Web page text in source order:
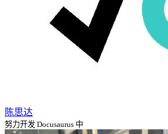
陈思达
努力开发 Docusaurus 中